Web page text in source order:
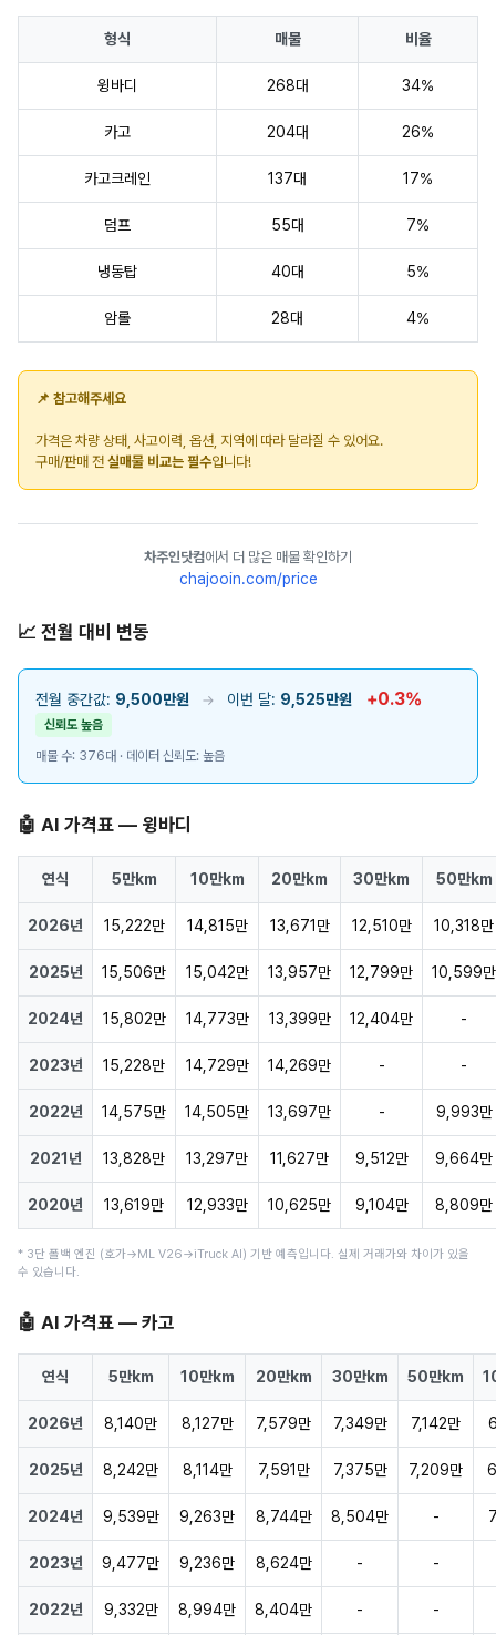
형식 매물 비율
윙바디 268대 34%
카고 204대 26%
카고크레인 137대 17%
덤프 55대 7%
냉동탑 40대 5%
암롤 28대 4%
📌 참고해주세요
가격은 차량 상태, 사고이력, 옵션, 지역에 따라 달라질 수 있어요.
구매/판매 전 실매물 비교는 필수입니다!
차주인닷컴에서 더 많은 매물 확인하기
chajooin.com/price
📈 전월 대비 변동
전월 중간값: 9,500만원 → 이번 달: 9,525만원 +0.3%
신뢰도 높음
매물 수: 376대 · 데이터 신뢰도: 높음
🤖 AI 가격표 — 윙바디
연식 5만km 10만km 20만km 30만km 50만km
2026년 15,222만 14,815만 13,671만 12,510만 10,318만
2025년 15,506만 15,042만 13,957만 12,799만 10,599만
2024년 15,802만 14,773만 13,399만 12,404만 -
2023년 15,228만 14,729만 14,269만 - -
2022년 14,575만 14,505만 13,697만 - 9,993만
2021년 13,828만 13,297만 11,627만 9,512만 9,664만
2020년 13,619만 12,933만 10,625만 9,104만 8,809만
* 3단 폴백 엔진 (호가→ML V26→iTruck AI) 기반 예측입니다. 실제 거래가와 차이가 있을
수 있습니다.
🤖 AI 가격표 — 카고
연식 5만km 10만km 20만km 30만km 50만km
2026년 8,140만 8,127만 7,579만 7,349만 7,142만
2025년 8,242만 8,114만 7,591만 7,375만 7,209만
2024년 9,539만 9,263만 8,744만 8,504만 -
2023년 9,477만 9,236만 8,624만 - -
2022년 9,332만 8,994만 8,404만 - -